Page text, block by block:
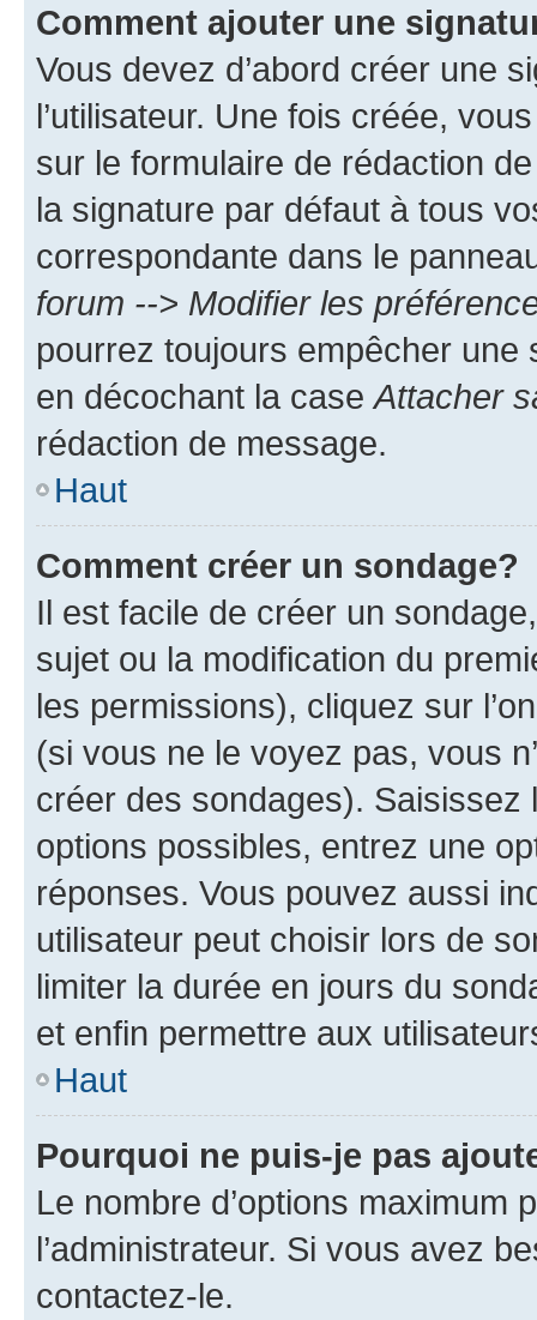
Comment ajouter une
Vous devez d’abord créer une
l’utilisateur. Une fois créée,
sur le formulaire de rédaction
la signature par défaut à tous
correspondante dans le
forum --> Modifier les
pourrez toujours empêcher une
en décochant la case Attacher
rédaction de message.
Haut
Comment créer un sondage?
Il est facile de créer un
sujet ou la modification du
les permissions), cliquez sur
(si vous ne le voyez pas, vous
créer des sondages).
options possibles, entrez une
réponses. Vous pouvez aussi
utilisateur peut choisir lors de
limiter la durée en jours du
et enfin permettre aux
Haut
Pourquoi ne puis-je pas
Le nombre d’options maximum
l’administrateur. Si vous avez
contactez-le.